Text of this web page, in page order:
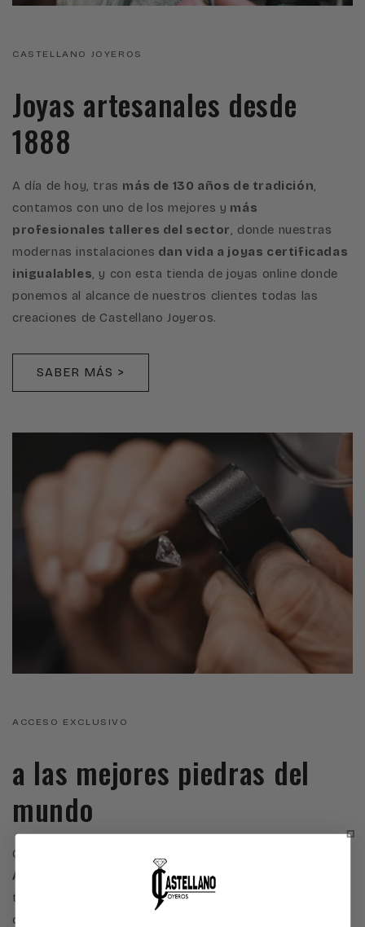
CASTELLANO JOYEROS
Joyas artesanales desde
1888
A día de hoy, tras más de 130 años de tradición,
contamos con uno de los mejores y más
profesionales talleres del sector, donde nuestras
modernas instalaciones dan vida a joyas certificadas
inigualables, y con esta tienda de joyas online donde
ponemos al alcance de nuestros clientes todas las
creaciones de Castellano Joyeros.
SABER MÁS >
ACCESO EXCLUSIVO
a las mejores piedras del
mundo
Como miembros de la
Amberes
Instituto Gemológico Español
tenemos acceso directo a los mercados de origen, lo
que nos permite ofrecer una cuidada selección de